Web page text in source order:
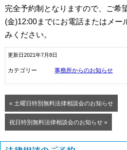
完全予約制となりますので、ご希
(金)12:00までにお電話またはメー
みください。
更新日2021年7月8日
カテゴリー 事務所からのお知らせ
« 土曜日特別無料法律相談会のお知らせ
祝日特別無料法律相談会のお知らせ »